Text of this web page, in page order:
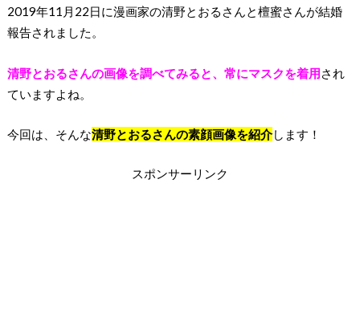
2019年11月22日に漫画家の清野とおるさんと檀蜜さんが結婚
報告されました。
清野とおるさんの画像を調べてみると、常にマスクを着用され
ていますよね。
今回は、そんな清野とおるさんの素顔画像を紹介します！
スポンサーリンク